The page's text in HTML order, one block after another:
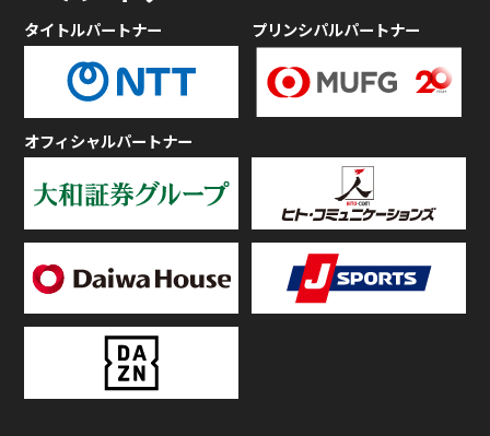
タイトルパートナー プリンシパルパートナー
オフィシャルパートナー